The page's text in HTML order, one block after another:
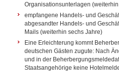
Organisationsunterlagen
empfangene Handels- und
abgesandter Handels- und
Mails (weiterhin sechs Jahre)
Eine Erleichterung kommt
deutschen Gästen zugute: Nach
und in der
Staatsangehörige keine